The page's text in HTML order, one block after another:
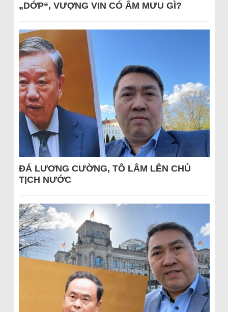
„DỚP“, VƯỢNG VIN CÓ ÂM MƯU GÌ?
ĐÁ LƯƠNG CƯỜNG, TÔ LÂM LÊN CHỦ
TỊCH NƯỚC